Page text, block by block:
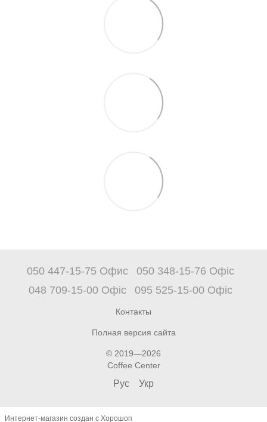
050 447-15-75 Офис
050 348-15-76 Офіс
048 709-15-00 Офіс
095 525-15-00 Офіс
Контакты
Полная версия сайта
© 2019—2026
Coffee Center
Рус Укр
Интернет-магазин создан с Хорошоп